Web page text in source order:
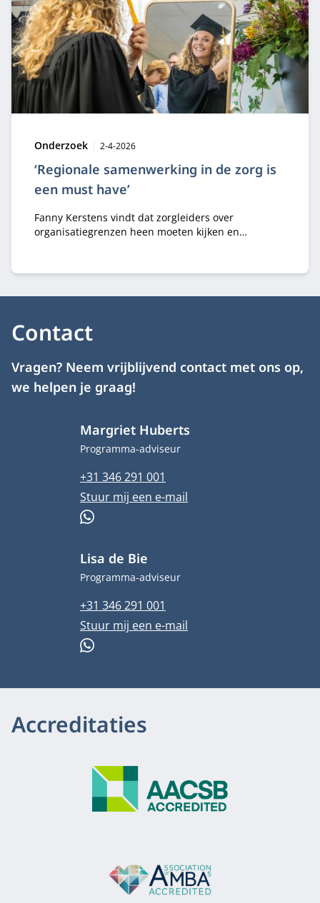
‘Regionale samenwerking in de zorg is
een must have’
Type:
Onderzoek Publicatiedatum:
2-4-2026
Fanny Kerstens vindt dat zorgleiders over
organisatiegrenzen heen moeten kijken en
die complexiteit te doorgronden en won met haar
Contact
Vragen? Neem vrijblijvend contact met ons op,
we helpen je graag!
Margriet Huberts
Functietitel
Programma-adviseur
Telefoonnummer
+31 346 291 001
E-mailadres
Stuur mij een e-mail
WhatsApp
Lisa de Bie
Functietitel
Programma-adviseur
Telefoonnummer
+31 346 291 001
E-mailadres
Stuur mij een e-mail
WhatsApp
Accreditaties